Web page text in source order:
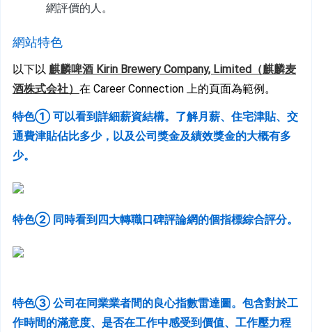
網評價的人。
網站特色
以下以 麒麟啤酒 Kirin Brewery Company, Limited（麒麟麦
酒株式会社） 在 Career Connection 上的頁面為範例。
特色① 可以看到詳細薪資結構。了解月薪、住宅津貼、交
通費津貼佔比多少，以及公司獎金及績效獎金的大概有多
少。
特色② 同時看到四大轉職口碑評論網的個指標綜合評分。
特色③ 公司在同業業者間的良心指數雷達圖。包含對於工
作時間的滿意度、是否在工作中感受到價值、工作壓力程